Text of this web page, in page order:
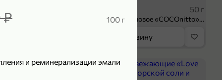
₽ 100 г
и реминерализации эмали
50 г
Печенье протеиновое «COCOnitto» BROWNIE с кокосом, 50 г
В корзину
5